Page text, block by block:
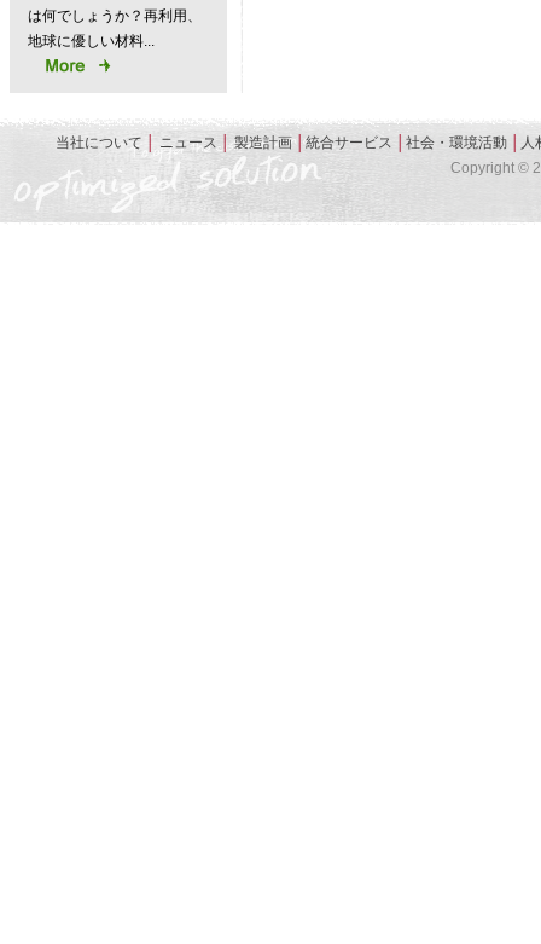
は何でしょうか？再利用、
地球に優しい材料...
当社について ニュース│製造計画│統合サービス 社会・環境活動
人
Copyright ©